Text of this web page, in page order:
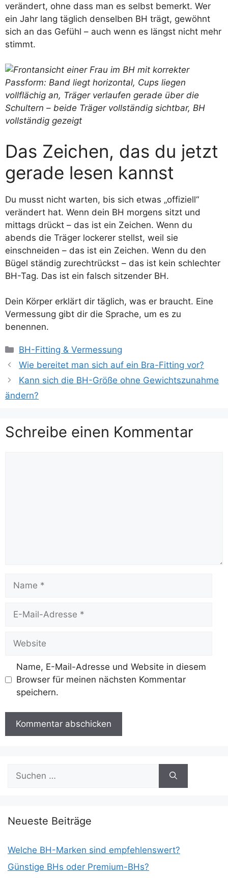
verändert, ohne dass man es selbst bemerkt. Wer
ein Jahr lang täglich denselben BH trägt, gewöhnt
sich an das Gefühl – auch wenn es längst nicht mehr
stimmt.
Das Zeichen, das du jetzt
gerade lesen kannst
Du musst nicht warten, bis sich etwas „offiziell“
verändert hat. Wenn dein BH morgens sitzt und
mittags drückt – das ist ein Zeichen. Wenn du
abends die Träger lockerer stellst, weil sie
einschneiden – das ist ein Zeichen. Wenn du den
Bügel ständig zurechtrückst – das ist kein schlechter
BH-Tag. Das ist ein falsch sitzender BH.
Dein Körper erklärt dir täglich, was er braucht. Eine
Vermessung gibt dir die Sprache, um es zu
benennen.
Kategorien
BH-Fitting & Vermessung
Wie bereitet man sich auf ein Bra-Fitting vor?
Kann sich die BH-Größe ohne Gewichtszunahme
ändern?
Schreibe einen Kommentar
Name
Website
Name, E-Mail-Adresse und Website in diesem
Browser für meinen nächsten Kommentar
speichern.
nach:
Neueste Beiträge
Welche BH-Marken sind empfehlenswert?
Günstige BHs oder Premium-BHs?